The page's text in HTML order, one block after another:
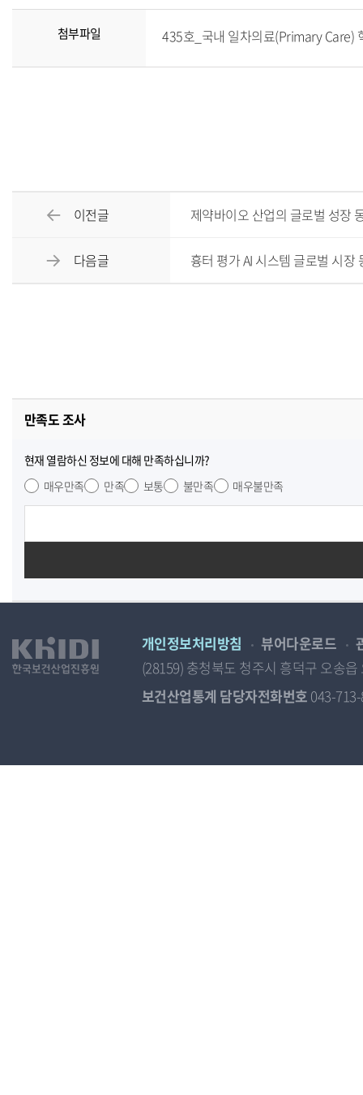
첨부파일 435호_국내 일차의료(Primary Care)
이전글 제약바이오 산업의 글로벌 성장
다음글 흉터 평가 AI 시스템 글로벌 시장
만족도 조사
현재 열람하신 정보에 대해 만족하십니까?
매우만족
만족 보통 불만족 매우불만족
개인정보처리방침 뷰어다운로드
(28159) 충청북도 청주시 흥덕구 오송
보건산업통계 담당자전화번호 043-